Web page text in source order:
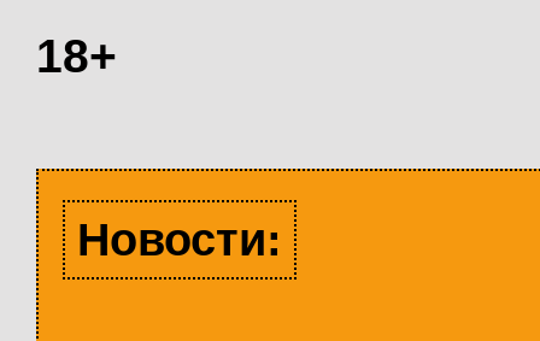
18+
Новости: